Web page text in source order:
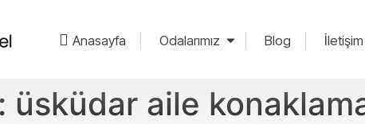
Anasayfa Odalarımız Blog İletişim
üsküdar aile